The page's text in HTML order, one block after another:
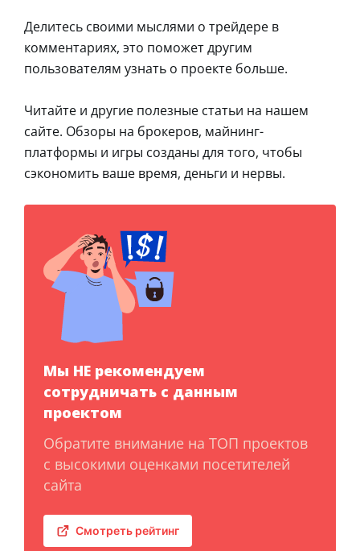
Делитесь своими мыслями о трейдере в
комментариях, это поможет другим
пользователям узнать о проекте больше.
Читайте и другие полезные статьи на нашем
сайте. Обзоры на брокеров, майнинг-
платформы и игры созданы для того, чтобы
сэкономить ваше время, деньги и нервы.
Мы НЕ рекомендуем
сотрудничать с данным
проектом
Обратите внимание на ТОП проектов
с высокими оценками посетителей
сайта
Смотреть рейтинг